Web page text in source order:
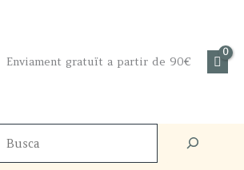
Enviament gratuït a partir de 90€